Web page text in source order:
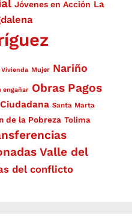
Jóvenes en Acción La
Mujer Nariño
engañar Obras Pagos
Santa Marta
de la Pobreza Tolima
Valle del
del conflicto